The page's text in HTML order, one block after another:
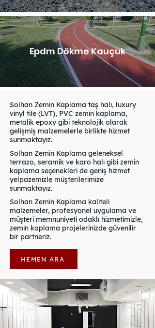
Epdm Dökme Kauçuk
Solhan Zemin Kaplama taş halı, luxury
vinyl tile (LVT), PVC zemin kaplama,
metalik epoxy gibi teknolojik olarak
gelişmiş malzemelerle birlikte hizmet
sunmaktayız.
Solhan Zemin Kaplama geleneksel
terrazo, seramik ve karo halı gibi zemin
kaplama seçenekleri de geniş hizmet
yelpazemizle müşterilerimize
sunmaktayız.
Solhan Zemin Kaplama kaliteli
malzemeler, profesyonel uygulama ve
müşteri memnuniyeti odaklı hizmetimizle,
zemin kaplama projelerinizde güvenilir
bir partneriz.
HEMEN ARA